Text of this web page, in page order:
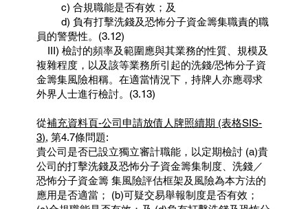
c) 合規職能是否有效；及
d) 負有打擊洗錢及恐怖分子資金籌集職責的職
員的警覺性。(3.12)
III) 檢討的頻率及範圍應與其業務的性質、規模及
複雜程度，以及該等業務所引起的洗錢/恐怖分子資
金籌集風險相稱。在適當情況下，持牌人亦應尋求
外界人士進行檢討。(3.13)
從補充資料頁-公司申請放債人牌照續期 (表格SIS-
3), 第4.7條問題:
貴公司是否已設立獨立審計職能，以定期檢討 (a)貴
公司的打擊洗錢及恐怖分子資金籌集制度、洗錢／
恐怖分子資金籌 集風險評估框架及風險為本方法的
應用是否適當； (b)可疑交易舉報制度是否有效；